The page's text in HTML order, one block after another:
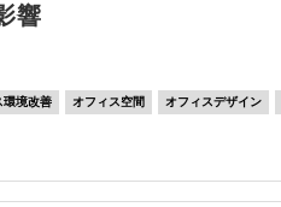
響
環境改善 オフィス空間 オフィスデザイン